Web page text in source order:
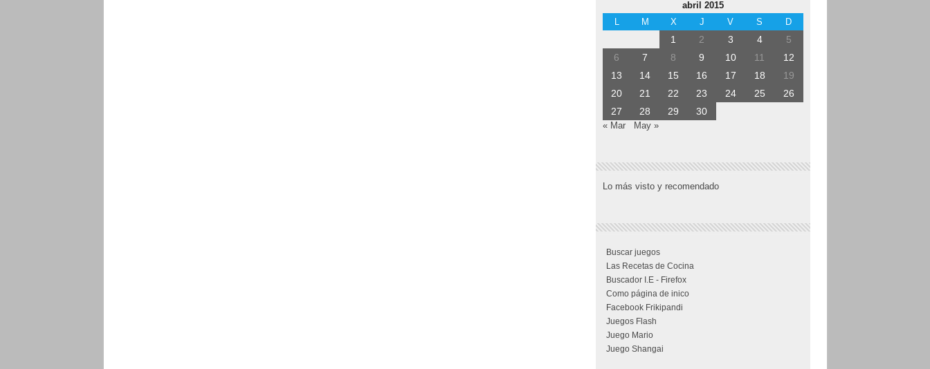
abril 2015
L
M X J V S D
1 2 3 4
5
6
7 8 9 10 11
12
13
14 15 16 17 18
19
20
21 22 23 24 25
26
27
28 29 30
« Mar May »
Lo más visto y recomendado
Buscar juegos
Las Recetas de Cocina
Buscador I.E - Firefox
Como página de inico
Facebook Frikipandi
Juegos Flash
Juego Mario
Juego Shangai